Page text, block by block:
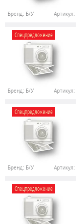
Бренд: Б/У Артикул:
Спецпредложение
Бренд: Б/У Артикул:
Спецпредложение
Бренд: Б/У Артикул:
Спецпредложение